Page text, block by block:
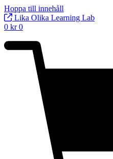
Hoppa till innehåll
Lika Olika Learning Lab
0 kr 0